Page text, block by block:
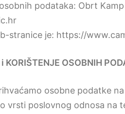
podataka: Obrt
stranice je: https://
KORIŠTENJE OSOBNIH
osobne podatke
vrsti poslovnog odnosa na